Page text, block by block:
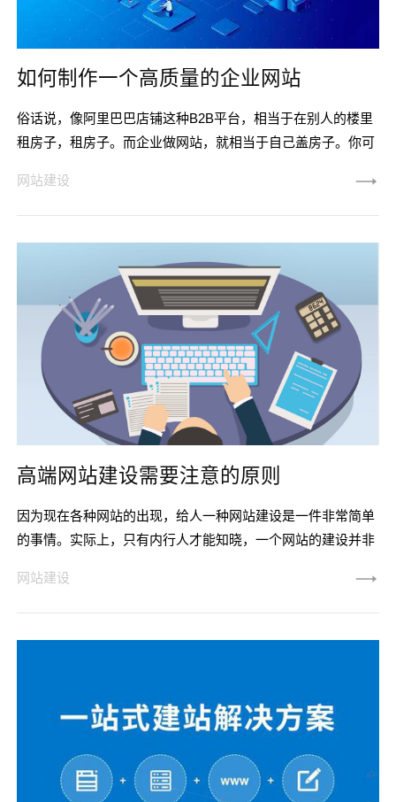
如何制作一个高质量的企业网站
俗话说，像阿里巴巴店铺这种B2B平台，相当于在别人的楼里
租房子，租房子。而企业做网站，就相当于自己盖房子。你可
租，你住的房子就没了。 所以在互联网时代，每个企业都
要做一个企业网站。应该建一个什么样的企业网站对企业有
网站建设
高端网站建设需要注意的原则
因为现在各种网站的出现，给人一种网站建设是一件非常简单
的事情。实际上，只有内行人才能知晓，一个网站的建设并非
网站建设的过程中，一定要非常注意一些关键点。 想要将网站
做到高端的程度的话，在网站建设的过程中要注意以下这几个
网站建设